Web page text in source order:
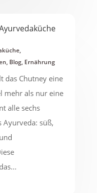
,
, Blog, Ernährung
das Chutney eine
mehr als nur eine
alle sechs
Ayurveda: süß,